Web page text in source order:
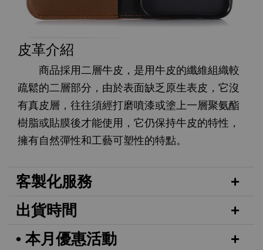
皮革介紹
商品採用二層牛皮，是用牛皮的纖維組織較
疏鬆的二層部分，由於表面缺乏原生表皮，它沒
有真皮層，往往須經打磨噴漆或塗上一層聚氨酯
樹脂或貼膜後才能使用，它仍保持牛皮的特性，
擁有自然彈性和工藝可塑性的特點。
客製化服務
出貨時間
• 本月優惠活動